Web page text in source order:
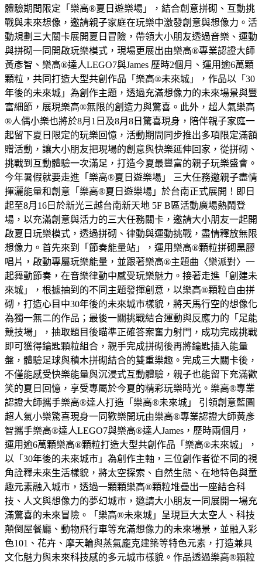
體驗期間限定「樂高®夏日遊樂場」，結合創意拼砌、互動挑
戰與未來想像，邀請親子家庭在玩樂中激發創意與想像力。活
動規劃三大關卡展開夏日冒險，帶領大小朋友透過音樂、運動
與拼砌一同開啟玩樂模式，現場更展出由樂高®專業認證大師
黃彥智、樂高®達人LEGO7與James 歷時2個月、運用逾6萬顆
顆粒，共同打造大型共創作品「樂高®未來城」，作品以「30
年後的未來城」為創作主題，透過充滿想像力的未來場景與豐
富細節，展現樂高®無限的創造力與驚喜。此外，超人氣樂高
®人偶小樂也將於8月1日及8月8日驚喜現身，陪伴親子家庭一
起留下夏日限定的玩樂回憶，活動期間同步推出多項限定滿額
贈活動，讓大小朋友把現場的創意與快樂延伸回家，從拼砌、
挑戰到互動體驗一次滿足，打造今夏最豐富的親子玩樂盛會。
今年暑假就要走進「樂高®夏日遊樂場」 三大任務邀親子盡情
揮灑能量和創意「樂高®夏日遊樂場」於台南正式展開！即日
起至8月16日於新光三越台南新天地 5F B區活動廣場熱鬧登
場，以充滿創意與活力的三大任務關卡，邀請大小朋友一起開
啟夏日玩樂模式，透過拼砌、律動與運動挑戰，盡情釋放無限
想像力。首先來到「節奏能量站」，運用樂高®顆粒拼砌黑膠
唱片，啟動專屬玩樂能量，並跟著樂高®主題曲〈樂派對〉一
起舞動節奏，在音樂律動中感受玩樂魅力。接著走進「創建未
來城」，根據抽到的不同主題發揮創意，以樂高®顆粒自由拼
砌，打造心目中30年後的未來城市樣貌，將天馬行空的想像化
為獨一無二的作品；最後一關挑戰結合運動與反應力的「足能
競技場」，抽取題目後瞄準正確答案奮力射門，成功完成挑戰
即可獲得鑰匙顆粒組合，親手完成拼砌後再將鑰匙插入能量
盤，體驗足球與積木拼砌結合的雙重樂趣。完成三大關卡後，
不僅能感受快樂能量與沉浸式互動體驗，親子也能留下充滿歡
笑的夏日回憶，享受專屬於今夏的精彩玩樂時光。樂高®專業
認證大師攜手樂高®達人打造「樂高®未來城」 引領創意藍圖
超人氣小樂驚喜現身一同歡樂開玩由樂高®專業認證大師黃彥
智攜手樂高®達人LEGO7與樂高®達人James，歷時兩個月，
運用逾6萬顆樂高®顆粒打造大型共創作品「樂高®未來城」，
以「30年後的未來城市」為創作主軸，三位創作者從不同的視
角詮釋未來生活樣貌，將太空探索、自然生態、在地特色與童
趣元素融入城市，透過一顆顆樂高®顆粒堆疊出一座結合科
技、人文與想像力的夢幻城市，邀請大小朋友一同展開一場充
滿驚喜的未來冒險。「樂高®未來城」呈現巨大太空人、科技
顛倒屋餐廳、動物飛行車等充滿想像力的未來場景，並融入彩
色101、花卉、摩天輪與蒸氣龐克建築等特色元素，打造兼具
文化魅力與未來科技感的多元城市樣貌。作品透過樂高®顆粒